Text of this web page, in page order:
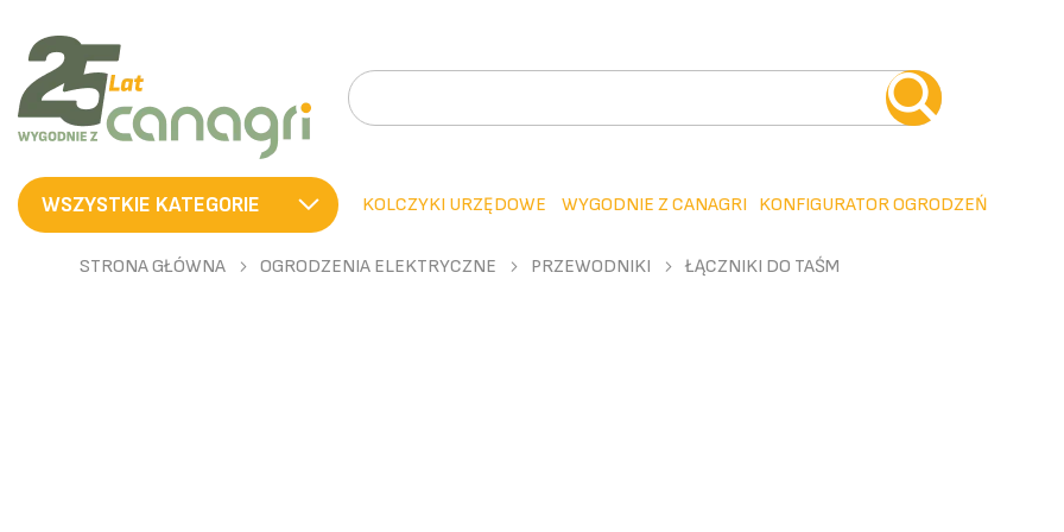
WSZYSTKIE KATEGORIE KOLCZYKI URZĘDOWE WYGODNIE Z CANAGRI KONFIGURATOR OGRODZEŃ
STRONA GŁÓWNA OGRODZENIA ELEKTRYCZNE PRZEWODNIKI ŁĄCZNIKI DO TAŚM